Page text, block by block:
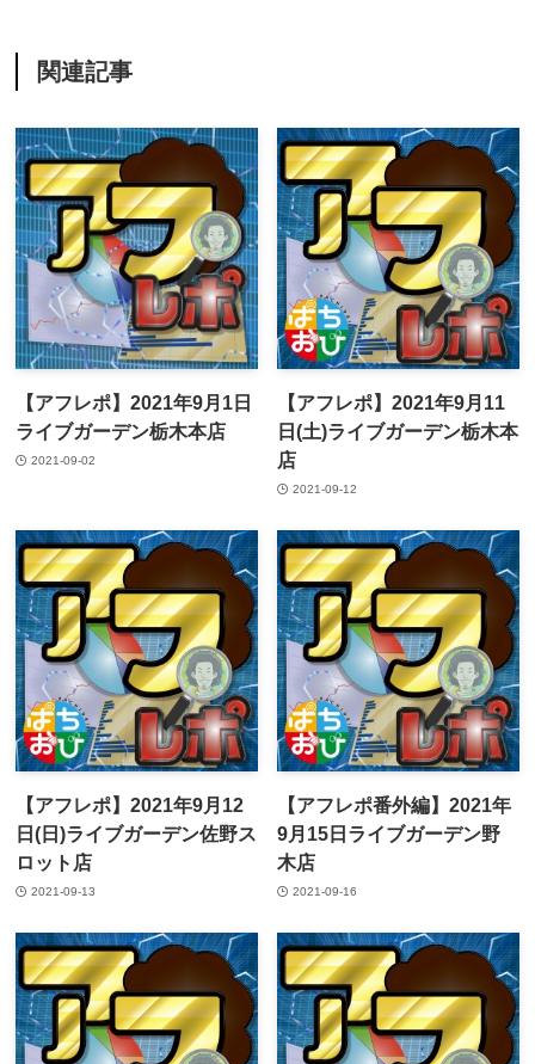
関連記事
【アフレポ】2021年9月1日
ライブガーデン栃木本店
2021-09-02
【アフレポ】2021年9月11
日(土)ライブガーデン栃木本
店
2021-09-12
【アフレポ】2021年9月12
日(日)ライブガーデン佐野ス
ロット店
2021-09-13
【アフレポ番外編】2021年
9月15日ライブガーデン野
木店
2021-09-16